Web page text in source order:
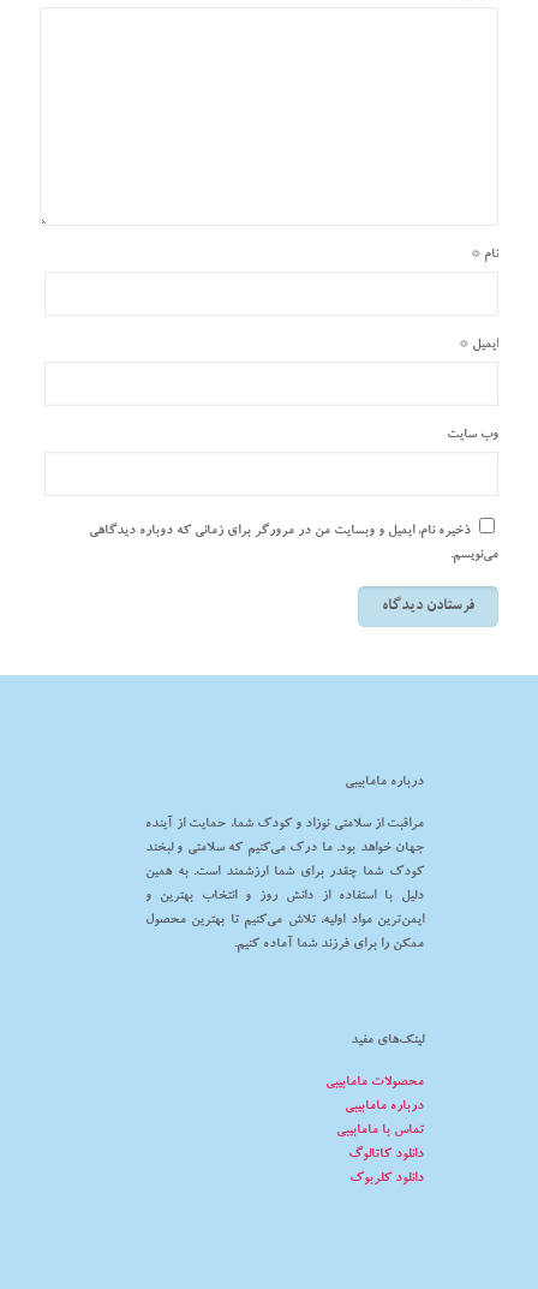
نام *
ایمیل *
وب‌ سایت
ذخیره نام، ایمیل و وبسایت من در مرورگر برای زمانی که دوباره دیدگاهی
می‌نویسم.
درباره مامابیبی
مراقبت از سلامتی نوزاد و کودک شما، حمایت از آینده
جهان خواهد بود. ما درک می‌کنیم که سلامتی و لبخند
کودک شما چقدر برای شما ارزشمند است. به همین
دلیل با استفاده از دانش روز و انتخاب بهترین و
ایمن‌ترین مواد اولیه، تلاش می‌کنیم تا بهترین محصول
ممکن را برای فرزند شما آماده کنیم.
لینک‌های مفید
محصولات مامابیبی
درباره مامابیبی
تماس با مامابیبی
دانلود کاتالوگ
دانلود کلربوک